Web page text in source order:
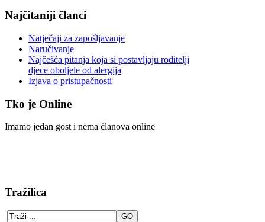
Najčitaniji članci
Natječaji za zapošljavanje
Naručivanje
Najčešća pitanja koja si postavljaju roditelji
djece oboljele od alergija
Izjava o pristupačnosti
Tko je Online
Imamo jedan gost i nema članova online
Tražilica